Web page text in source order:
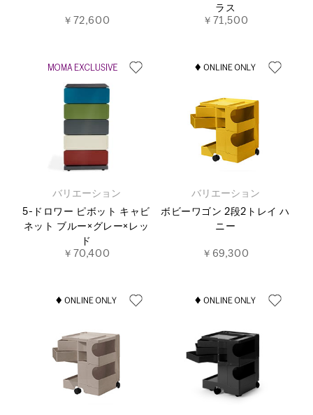
￥72,600
ラス
￥71,500
バリエーション
5-ドロワー ピボット キャビ
ネット ブルー×グレー×レッ
ド
￥70,400
バリエーション
ボビーワゴン 2段2トレイ ハ
ニー
￥69,300